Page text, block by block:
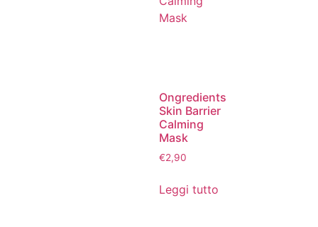
Ongredients
Skin Barrier
Calming
Mask
€2,90
Leggi tutto